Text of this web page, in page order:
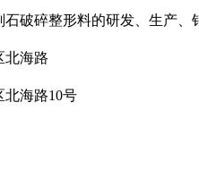
破碎整形料的研发、生产、
北海路
北海路10号